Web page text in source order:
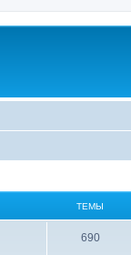
ТЕМЫ
690